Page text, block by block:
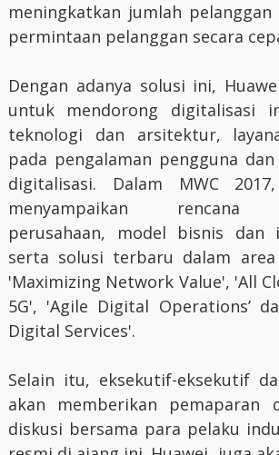
meningkatkan jumlah
permintaan pelanggan secara
Dengan adanya solusi ini,
untuk mendorong digitalisasi
teknologi dan arsitektur,
pada pengalaman pengguna
digitalisasi. Dalam MWC
menyampaikan rencana
perusahaan, model bisnis dan
serta solusi terbaru dalam
'Maximizing Network Value', 'All
5G', 'Agile Digital Operations’
Digital Services'.
Selain itu, eksekutif-eksekutif
akan memberikan pemaparan
diskusi bersama para pelaku